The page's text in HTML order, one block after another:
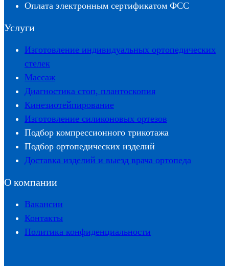
Оплата электронным сертификатом ФСС
Услуги
Изготовление индивидуальных ортопедических
стелек
Массаж
Диагностика стоп, плантоскопия
Кинезиотейпирование
Изготовление силиконовых ортезов
Подбор компрессионного трикотажа
Подбор ортопедических изделий
Доставка изделий и выезд врача ортопеда
О компании
Вакансии
Контакты
Политика конфиденциальности